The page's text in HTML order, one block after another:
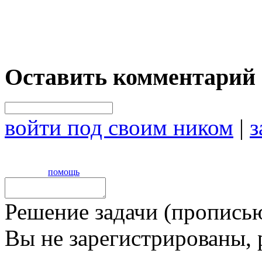
Оставить комментарий
войти под своим ником |
помощь
Решение задачи
Вы не